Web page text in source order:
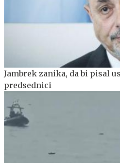
Jambrek zanika, da bi pisal
predsednici